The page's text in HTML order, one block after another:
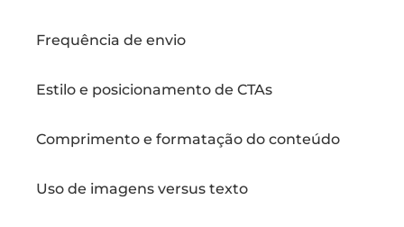
Frequência de envio
Estilo e posicionamento de CTAs
Comprimento e formatação do conteúdo
Uso de imagens versus texto